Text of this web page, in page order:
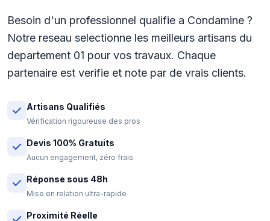
Besoin d'un professionnel qualifie a Condamine ?
Notre reseau selectionne les meilleurs artisans du
departement 01 pour vos travaux. Chaque
partenaire est verifie et note par de vrais clients.
Artisans Qualifiés
Vérification rigoureuse des pros
Devis 100% Gratuits
Aucun engagement, zéro frais
Réponse sous 48h
Mise en relation ultra-rapide
Proximité Réelle